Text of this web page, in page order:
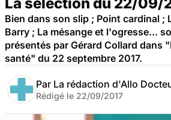
Bien dans son slip ; Point cardinal ;
Barry ; La mésange et l'ogresse...
présentés par Gérard Collard dans
santé" du 22 septembre 2017.
Par La rédaction d'Allo
Rédigé le 22/09/2017